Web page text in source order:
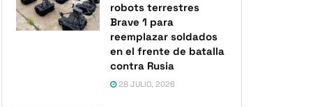
robots terrestres
Brave 1 para
reemplazar soldados
en el frente de batalla
contra Rusia
28 JULIO, 2026